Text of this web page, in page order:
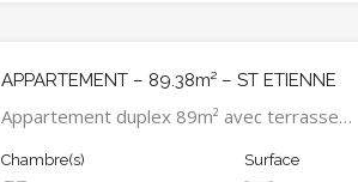
APPARTEMENT – 89.38m² – ST ETIENNE
Appartement duplex 89m² avec terrasse…
Chambre(s) Surface